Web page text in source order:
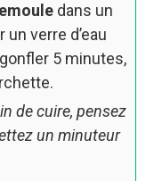
dans un
un verre d’eau
5 minutes,
de cuire, pensez
un minuteur